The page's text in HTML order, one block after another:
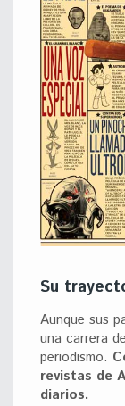
Su
Aunque sus
una carrera
periodismo.
revistas de
diarios.